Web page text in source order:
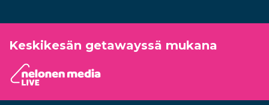
Keskikesän getawayssä mukana